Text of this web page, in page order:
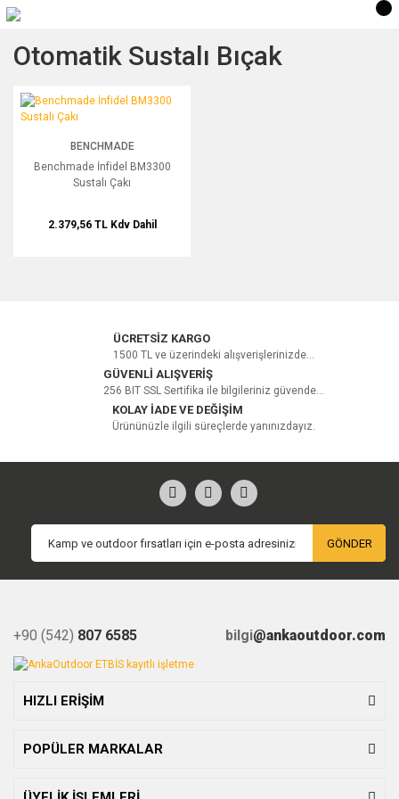
Otomatik Sustalı Bıçak
Benchmade İnfidel BM3300 Sustalı Çakı
BENCHMADE
Benchmade İnfidel BM3300
Sustalı Çakı
2.379,56 TL Kdv Dahil
ÜCRETSİZ KARGO
1500 TL ve üzerindeki alışverişlerinizde...
GÜVENLİ ALIŞVERİŞ
256 BIT SSL Sertifika ile bilgileriniz güvende...
KOLAY İADE VE DEĞİŞİM
Ürününüzle ilgili süreçlerde yanınızdayız.
GÖNDER
+90 (542) 807 6585 bilgi@ankaoutdoor.com
HIZLI ERİŞİM
POPÜLER MARKALAR